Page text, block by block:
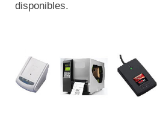
Tables de préparation
Vaisselle restaurant
Vitrines réfrigérées
disponibles.